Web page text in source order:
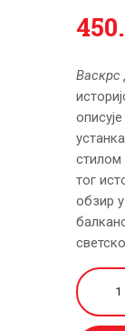
450.
Васкрс
тог
обзир
Васкрс
државе
српске